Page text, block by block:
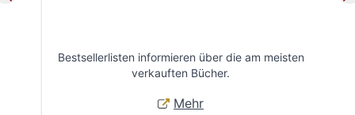
Bestsellerlisten informieren über die am meisten
verkauften Bücher.
Mehr